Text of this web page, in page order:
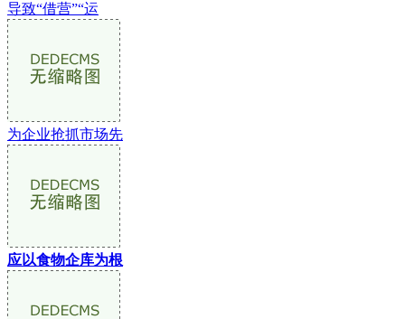
导致“借营”“运
为企业抢抓市场先
应以食物企库为根